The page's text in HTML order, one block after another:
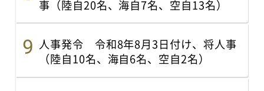
事（陸自20名、海自7名、空自13名）
人事発令 令和8年8月3日付け、将人事
（陸自10名、海自6名、空自2名）